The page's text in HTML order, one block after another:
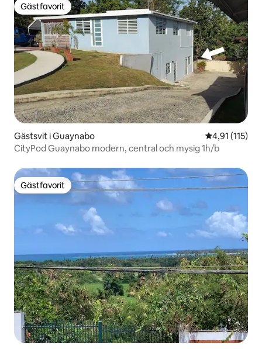
Gästfavorit
Gästfavorit
Gästsvit i Guaynabo 4,91 av 5 i
4,91 (115)
CityPod Guaynabo modern, central och mysig 1h/b
Gästfavorit
Gästfavorit